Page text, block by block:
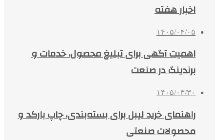
اخبار هفته
۱۴۰۵/۰۴/۰۵
اهمیت آگهی برای تبلیغ محصول، خدمات و
برندینگ در صنعت
۱۴۰۵/۰۳/۳۰
راهنمای خرید لیبل برای بسته‌بندی، چاپ بارکد و
محصولات صنعتی